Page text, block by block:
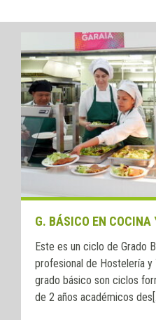
G. BÁSICO EN COCINA
Este es un ciclo de Grado
profesional de Hostelería
grado básico son ciclos
de 2 años académicos